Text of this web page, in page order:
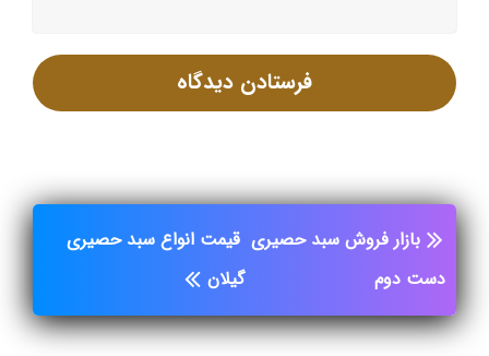
بازار فروش سبد حصیری
دست دوم
قیمت انواع سبد حصیری
گیلان